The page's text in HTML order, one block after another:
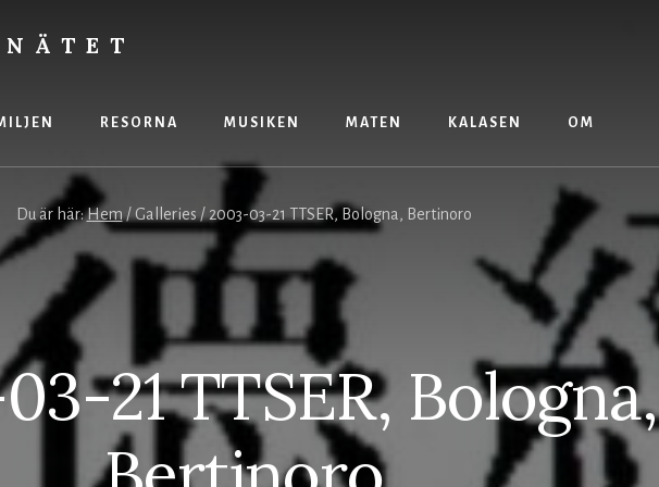
RESORNA MUSIKEN MATEN KALASEN OM
Du är här:Hem /Galleries /2003-03-21 TTSER, Bologna, Bertinoro
21 TTSER, Bologna,